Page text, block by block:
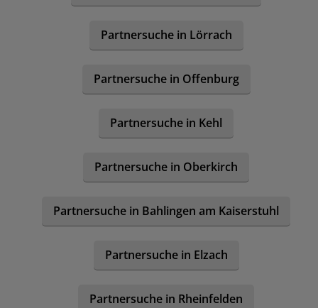
Partnersuche in Lörrach
Partnersuche in Offenburg
Partnersuche in Kehl
Partnersuche in Oberkirch
Partnersuche in Bahlingen am Kaiserstuhl
Partnersuche in Elzach
Partnersuche in Rheinfelden